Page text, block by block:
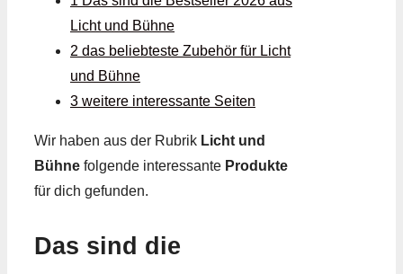
Licht und Bühne
2 das beliebteste Zubehör für Licht
und Bühne
3 weitere interessante Seiten
Wir haben aus der Rubrik Licht und
Bühne folgende interessante Produkte
für dich gefunden.
Das sind die